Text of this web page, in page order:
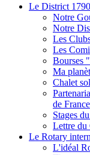
Le District 1790
Notre
Notre
Les
Les
Bourses
Ma
Chalet
de France
Stages
Lettre du
Le Rotary
L'idéal